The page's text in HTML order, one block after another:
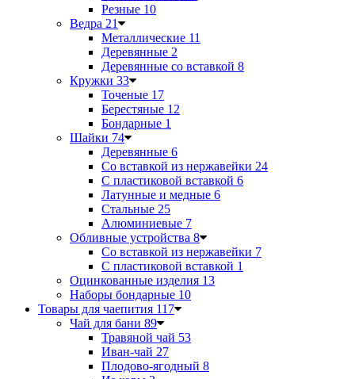
Резные 10
Ведра 21
Металлические 11
Деревянные 2
Деревянные со вставкой 8
Кружки 33
Точеные 17
Берестяные 12
Бондарные 1
Шайки 74
Деревянные 6
Со вставкой из нержавейки 24
С пластиковой вставкой 6
Латунные и медные 6
Стальные 25
Алюминиевые 7
Обливные устройства 8
Со вставкой из нержавейки 7
С пластиковой вставкой 1
Оцинкованные изделия 13
Наборы бондарные 10
Товары для чаепития 117
Чай для бани 89
Травяной чай 53
Иван-чай 27
Плодово-ягодный 8